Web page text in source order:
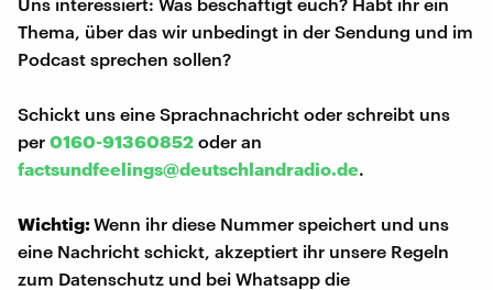
Thema, über das wir unbedingt in der Sendung und im
Podcast sprechen sollen?
Schickt uns eine Sprachnachricht oder schreibt uns
per 0160-91360852 oder an
factsundfeelings@deutschlandradio.de.
Wichtig:Wenn ihr diese Nummer speichert und uns
eine Nachricht schickt, akzeptiert ihr unsere Regeln
zum Datenschutz und bei Whatsapp die